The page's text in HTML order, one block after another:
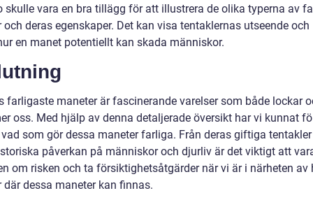
skulle vara en bra tillägg för att illustrera de olika typerna av
och deras egenskaper. Det kan visa tentaklernas utseende och
en manet potentiellt kan skada människor.
farligaste maneter är fascinerande varelser som både lockar
oss. Med hjälp av denna detaljerade översikt har vi kunnat
som gör dessa maneter farliga. Från deras giftiga
påverkan på människor och djurliv är det viktigt att
om risken och ta försiktighetsåtgärder när vi är i närheten av
där dessa maneter kan finnas.